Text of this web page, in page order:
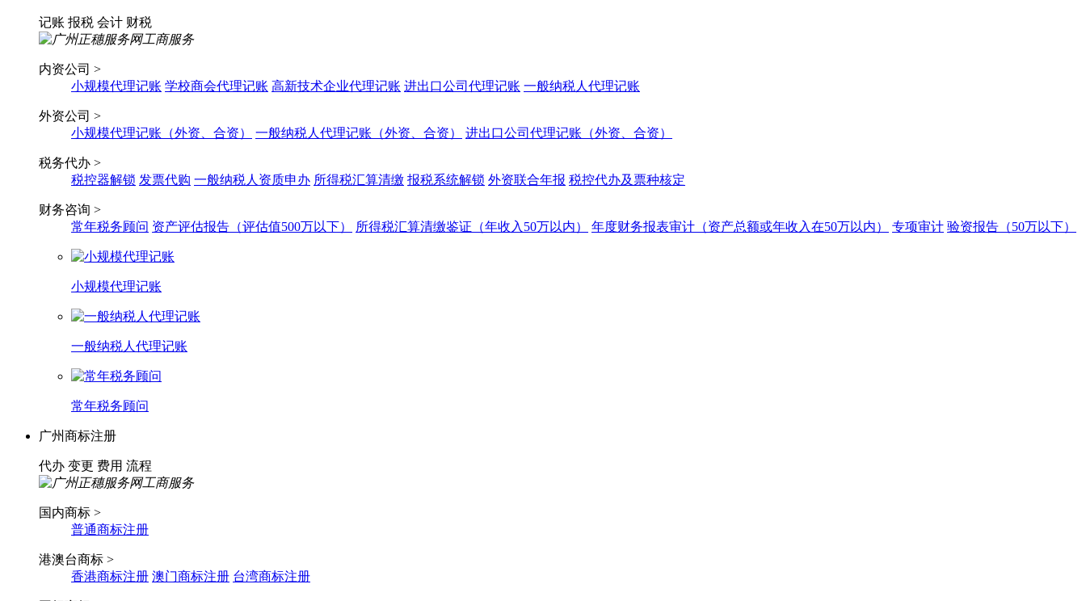
记账 报税 会计 财税
内资公司 >
小规模代理记账 学校商会代理记账 高新技术企业代理记账 进出口公司代理记账 一般纳税人代理记账
外资公司 >
小规模代理记账（外资、合资）
一般纳税人代理记账（外资、合资） 进出口公司代理记账（外资、合资）
税务代办 >
税控器解锁 发票代购 一般纳税人资质申办 所得税汇算清缴 报税系统解锁 外资联合年报 税控代办及票种核定
财务咨询 >
常年税务顾问 资产评估报告（评估值500万以下） 所得税汇算清缴鉴证（年收入50万以内） 年度财务报表审计（资产总额或年收入在50万以内） 专项审计 验资报告（50万以下）
小规模代理记账
一般纳税人代理记账
常年税务顾问
广州商标注册
代办 变更 费用 流程
国内商标 >
普通商标注册
港澳台商标 >
香港商标注册 澳门商标注册 台湾商标注册